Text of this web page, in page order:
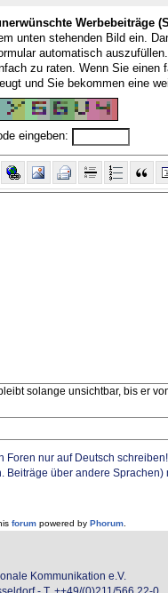
Werbebeiträge
unten stehenden Bild ein.
automatisch
zu raten. Wenn Sie einen
und Sie bekommen eine
eingeben:
solange unsichtbar, bis er
Foren nur auf Deutsch schreiben!
Beiträge über andere Sprachen)
forumpowered by Phorum.
Kommunikation e.V.